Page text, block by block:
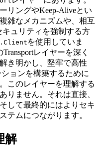
リングやKeep-Aliveとい
雑なメカニズムや、相互
ュリティを強制する方
を使用していま
Transportレイヤーを深く
き明かし、堅牢で高性
ョンを構築するために
このレイヤーを理解する
りません。それは直接、
して最終的にはよりセキ
テムにつながります。
解